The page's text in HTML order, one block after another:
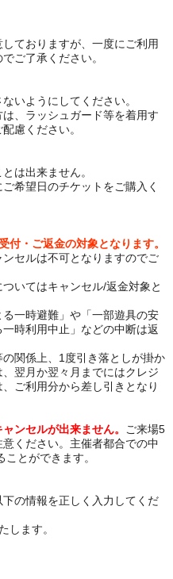
ておりますが、一度にご利用
ご了承ください。
いようにしてください。
、ラッシュガード等を着用す
慮ください。
は出来ません。
希望日のチケットをご購入く
付・ご返金の対象となります。
セルは不可となりますのでご
いてはキャンセル/返金対象と
一時避難」や「一部遊具の安
時利用中止」などの中断は返
関係上、1度引き落としが掛か
翌月か翌々月までにはクレジ
ご利用分から差し引きとなり
ンセルが出来ません。
ご来場5
ください。主催者都合での中
とができます。
下の情報を正しく入力してくだ
します。